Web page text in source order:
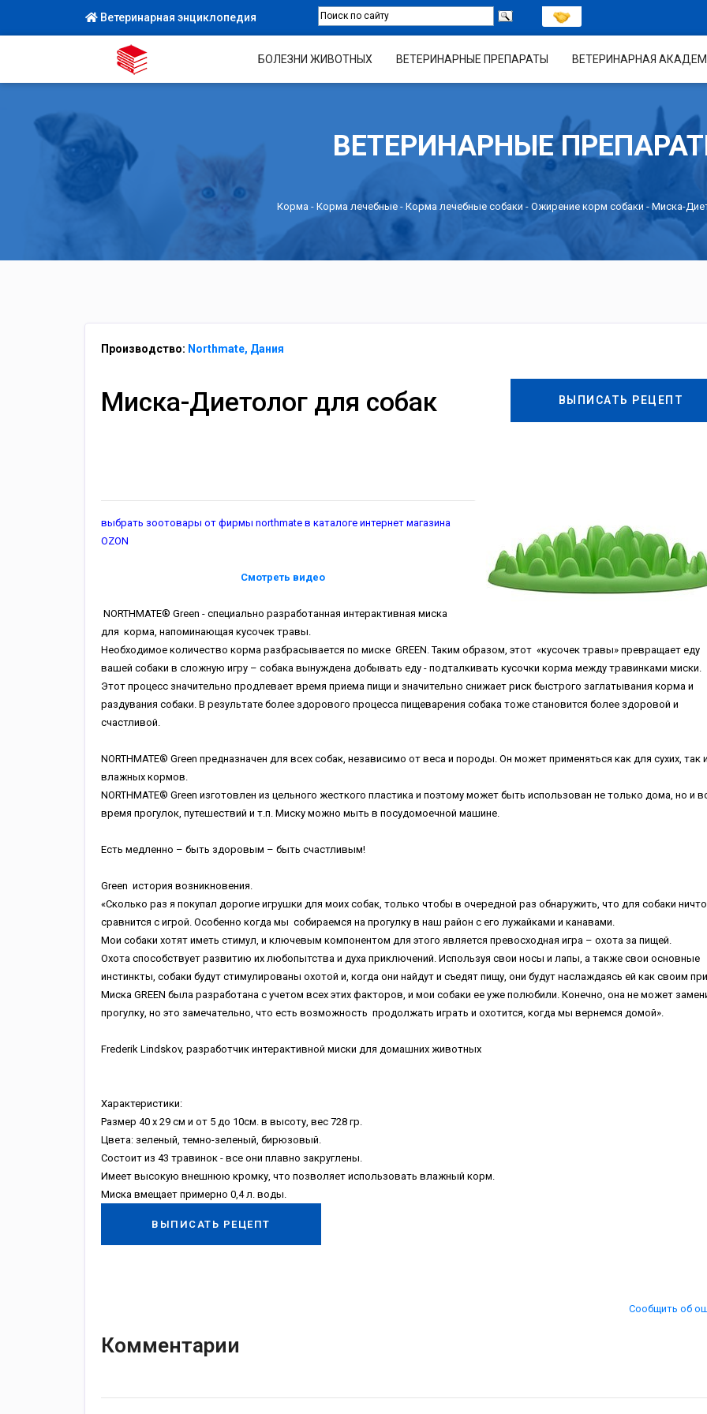
Ветеринарная энциклопедия
БОЛЕЗНИ ЖИВОТНЫХ ВЕТЕРИНАРНЫЕ ПРЕПАРАТЫ ВЕТЕРИНАРНАЯ
ВЕТЕРИНАРНЫЕ
Корма - Корма лечебные- Корма лечебные собаки - Ожирение корм собаки - Миска-
Производство: Northmate, Дания
ВЫПИСАТЬ РЕЦЕПТ
Миска-Диетолог для собак
выбрать зоотовары от фирмы northmate в каталоге интернет магазина
OZON
Смотреть видео
NORTHMATE® Green - специально разработанная интерактивная миска
для корма, напоминающая кусочек травы.
Необходимое количество корма разбрасывается по миске GREEN. Таким образом, этот «кусочек травы» превращает еду
вашей собаки в сложную игру – собака вынуждена добывать еду - подталкивать кусочки корма между травинками миски.
Этот процесс значительно продлевает время приема пищи и значительно снижает риск быстрого заглатывания корма и
раздувания собаки. В результате более здорового процесса пищеварения собака тоже становится более здоровой и
счастливой.
NORTHMATE® Green предназначен для всех собак, независимо от веса и породы. Он может применяться как для сухих, так
влажных кормов.
NORTHMATE® Green изготовлен из цельного жесткого пластика и поэтому может быть использован не только дома, но и
время прогулок, путешествий и т.п. Миску можно мыть в посудомоечной машине.
Есть медленно – быть здоровым – быть счастливым!
Green история возникновения.
«Сколько раз я покупал дорогие игрушки для моих собак, только чтобы в очередной раз обнаружить, что для собаки
сравнится с игрой. Особенно когда мы собираемся на прогулку в наш район с его лужайками и канавами.
Мои собаки хотят иметь стимул, и ключевым компонентом для этого является превосходная игра – охота за пищей.
Охота способствует развитию их любопытства и духа приключений. Используя свои носы и лапы, а также свои основные
инстинкты, собаки будут стимулированы охотой и, когда они найдут и съедят пищу, они будут наслаждаясь ей как своим
Миска GREEN была разработана с учетом всех этих факторов, и мои собаки ее уже полюбили. Конечно, она не может
прогулку, но это замечательно, что есть возможность продолжать играть и охотится, когда мы вернемся домой».
Frederik Lindskov, разработчик интерактивной миски для домашних животных
Характеристики:
Размер 40 х 29 см и от 5 до 10см. в высоту, вес 728 гр.
Цвета: зеленый, темно-зеленый, бирюзовый.
Состоит из 43 травинок - все они плавно закруглены.
Имеет высокую внешнюю кромку, что позволяет использовать влажный корм.
Миска вмещает примерно 0,4 л. воды.
ВЫПИСАТЬ РЕЦЕПТ
Сообщить об
Комментарии